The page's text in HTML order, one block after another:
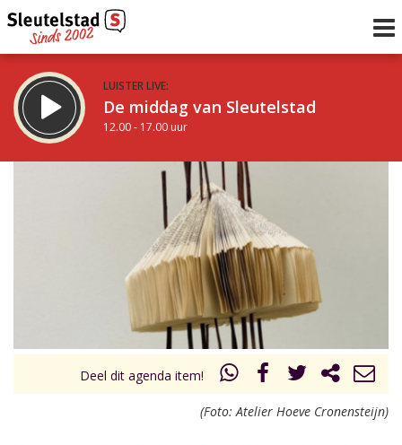
LUISTER LIVE:
De middag van Sleutelstad
12.00 - 17.00 uur
uur 1 van 0
Deel dit agenda item!
(Foto: Atelier Hoeve Cronensteijn)